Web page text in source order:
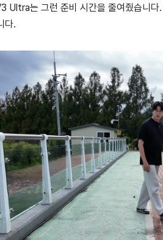
는 그런 준비 시간을 줄여줬습니다
다.